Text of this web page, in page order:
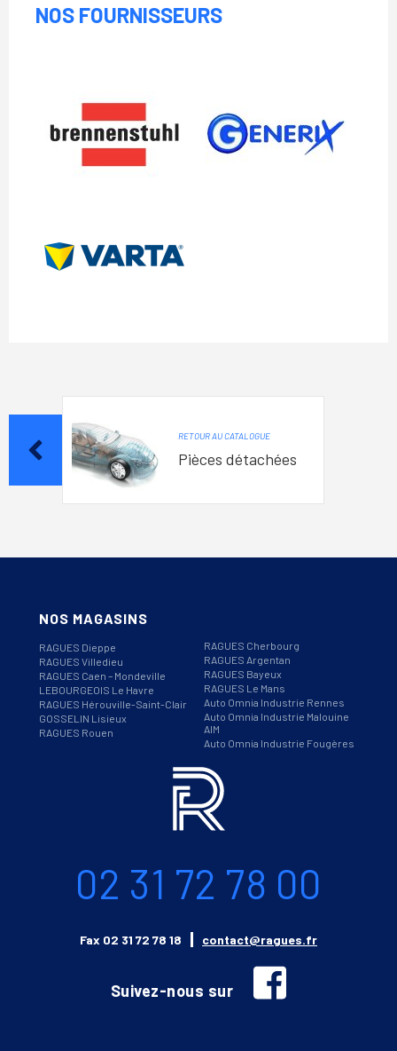
NOS FOURNISSEURS
Varta
RETOUR AU CATALOGUE
Pièces détachées
NOS MAGASINS
RAGUES Dieppe
RAGUES Villedieu
RAGUES Caen – Mondeville
LEBOURGEOIS Le Havre
RAGUES Hérouville-Saint-Clair
GOSSELIN Lisieux
RAGUES Rouen
RAGUES Cherbourg
RAGUES Argentan
RAGUES Bayeux
RAGUES Le Mans
Auto Omnia Industrie Rennes
Auto Omnia Industrie Malouine
AIM
Auto Omnia Industrie Fougères
02 31 72 78 00
Fax 02 31 72 78 18 Emailcontact@ragues.fr
Suivez-nous sur
facebook